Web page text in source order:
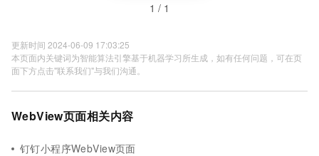
1 / 1
更新时间 2024-06-09 17:03:25
本页面内关键词为智能算法引擎基于机器学习所生成，如有任何问题，可在页
面下方点击"联系我们"与我们沟通。
WebView页面相关内容
钉钉小程序WebView页面